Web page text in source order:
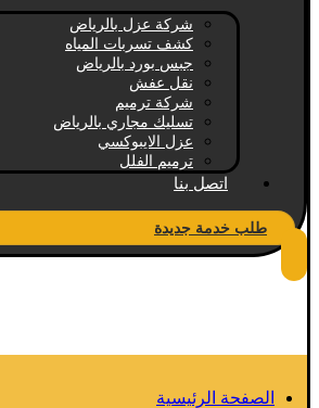
شركة عزل بالرياض
كشف تسربات المياه
جبس بورد بالرياض
نقل عفش
شركة ترميم
تسليك مجاري بالرياض
عزل الايبوكسي
ترميم الفلل
اتصل بنا
طلب خدمة جديدة
الصفحة الرئيسية